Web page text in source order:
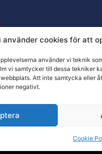
använder cookies för att
använder vi teknik
vi samtycker till dessa tekniker
Att inte samtycka eller
negativt.
Cookie